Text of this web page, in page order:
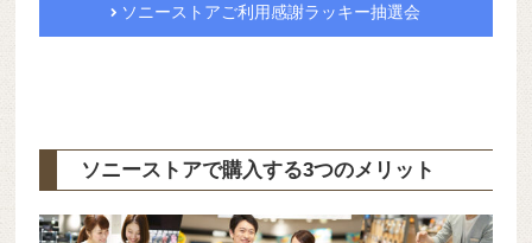
ソニーストアご利用感謝ラッキー抽選会
ソニーストアで購入する3つのメリット